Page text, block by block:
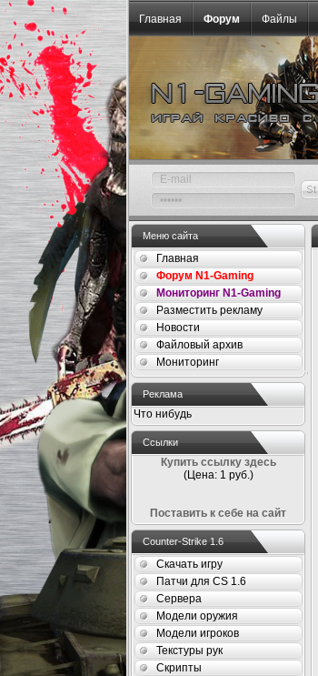
Главная Форум Файлы
Меню сайта
Главная
Форум N1-Gaming
Мониторинг N1-Gaming
Разместить рекламу
Новости
Файловый архив
Мониторинг
Реклама
Что нибудь
Ссылки
Купить ссылку здесь
(Цена: 1 руб.)
Поставить к себе на сайт
Counter-Strike 1.6
Скачать игру
Патчи для CS 1.6
Сервера
Модели оружия
Модели игроков
Текстуры рук
Скрипты